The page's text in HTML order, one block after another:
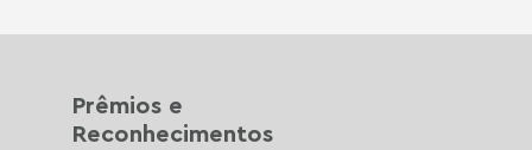
Prêmios e
Reconhecimentos